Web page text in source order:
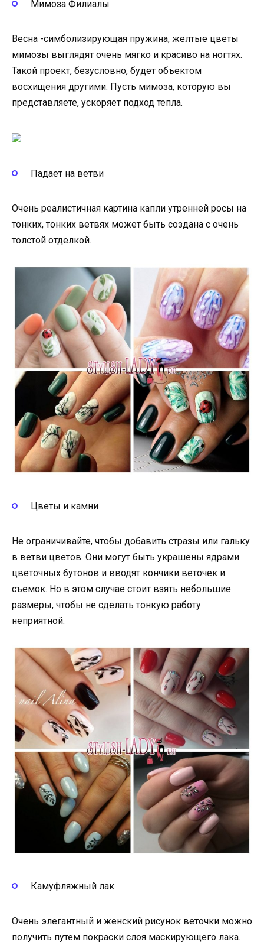
Мимоза Филиалы
Весна -симболизирующая пружина, желтые цветы
мимозы выглядят очень мягко и красиво на ногтях.
Такой проект, безусловно, будет объектом
восхищения другими. Пусть мимоза, которую вы
представляете, ускоряет подход тепла.
Падает на ветви
Очень реалистичная картина капли утренней росы на
тонких, тонких ветвях может быть создана с очень
толстой отделкой.
Цветы и камни
Не ограничивайте, чтобы добавить стразы или гальку
в ветви цветов. Они могут быть украшены ядрами
цветочных бутонов и вводят кончики веточек и
съемок. Но в этом случае стоит взять небольшие
размеры, чтобы не сделать тонкую работу
неприятной.
Камуфляжный лак
Очень элегантный и женский рисунок веточки можно
получить путем покраски слоя маскирующего лака.